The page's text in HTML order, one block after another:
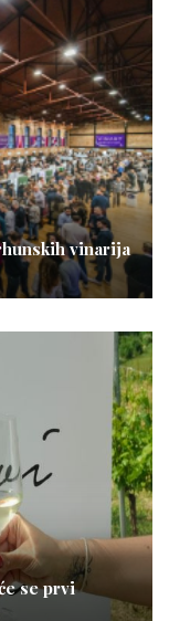
vinarija
se prvi